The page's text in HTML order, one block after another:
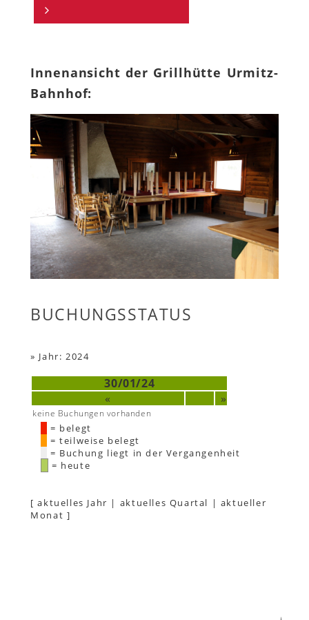
Innenansicht der Grillhütte Urmitz-
Bahnhof:
BUCHUNGSSTATUS
» Jahr: 2024
30/01/24
«
»
keine Buchungen vorhanden
= belegt
= teilweise belegt
= Buchung liegt in der Vergangenheit
= heute
[aktuelles Jahr | aktuelles Quartal | aktueller
Monat ]